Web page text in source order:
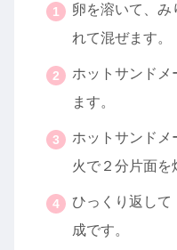
卵を溶いて、み
れて混ぜます。
ホットサンドメ
ます。
ホットサンドメ
火で２分片面を
ひっくり返して
成です。